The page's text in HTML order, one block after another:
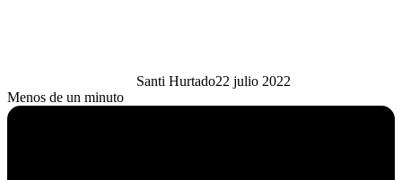
Santi Hurtado22 julio 2022
Menos de un minuto